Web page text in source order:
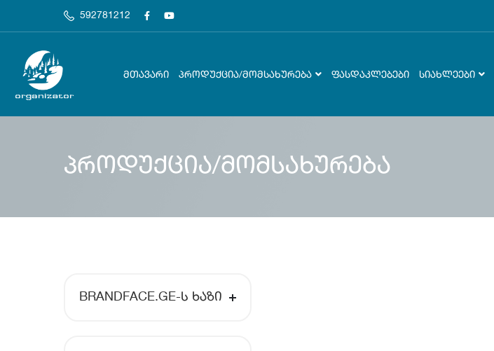
592781212
ᲛᲗᲐᲕᲐᲠᲘ ᲞᲠᲝᲓᲣᲥᲪᲘᲐ/ᲛᲝᲛᲡᲐᲮᲣᲠᲔᲑᲐ ᲤᲐᲡᲓᲐᲙᲚᲔᲑᲔᲑᲘ ᲡᲘᲐᲮᲚᲔᲔᲑᲘ
პროდუქცია/მომსახურება
BRANDFACE.GE-Ს ᲮᲐᲖᲘ